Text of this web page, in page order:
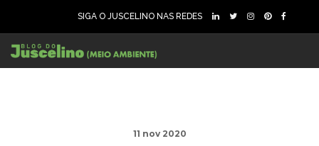
SIGA O JUSCELINO NAS REDES
11 nov 2020